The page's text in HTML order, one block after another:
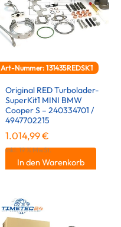
Art-Nummer: 131435REDSK1
Original RED Turbolader-
SuperKit1 MINI BMW
Cooper S – 240334701 /
4947702215
1.014,99€
inkl. 19 % MwSt.
In den Warenkorb